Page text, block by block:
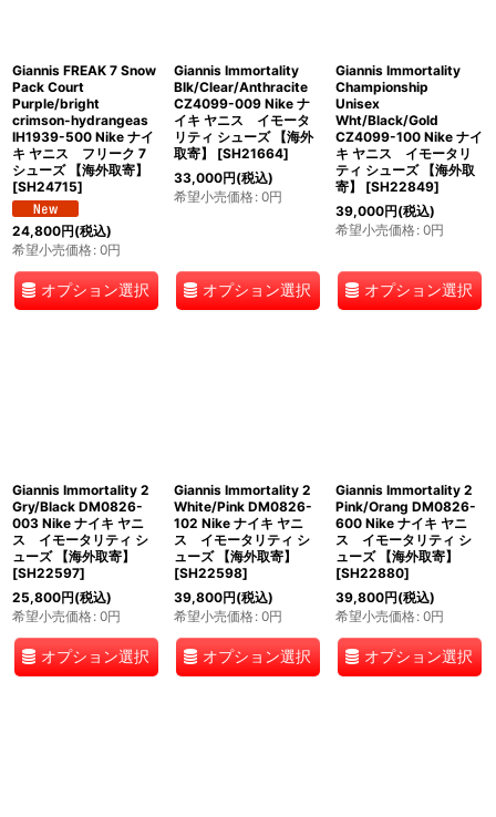
Giannis FREAK 7 Snow
Pack Court
Purple/bright
crimson-hydrangeas
IH1939-500 Nike ナイ
キ ヤニス フリーク 7
シューズ 【海外取寄】
[SH24715]
24,800円(税込)
希望小売価格: 0円
オプション選択
Giannis Immortality
Blk/Clear/Anthracite
CZ4099-009 Nike ナ
イキ ヤニス イモータ
リティ シューズ 【海外
取寄】
[SH21664]
33,000円(税込)
希望小売価格: 0円
オプション選択
Giannis Immortality
Championship
Unisex
Wht/Black/Gold
CZ4099-100 Nike ナイ
キ ヤニス イモータリ
ティ シューズ 【海外取
寄】
[SH22849]
39,000円(税込)
希望小売価格: 0円
オプション選択
Giannis Immortality 2
Gry/Black DM0826-
003 Nike ナイキ ヤニ
ス イモータリティ シ
ューズ 【海外取寄】
[SH22597]
25,800円(税込)
希望小売価格: 0円
オプション選択
Giannis Immortality 2
White/Pink DM0826-
102 Nike ナイキ ヤニ
ス イモータリティ シ
ューズ 【海外取寄】
[SH22598]
39,800円(税込)
希望小売価格: 0円
オプション選択
Giannis Immortality 2
Pink/Orang DM0826-
600 Nike ナイキ ヤニ
ス イモータリティ シ
ューズ 【海外取寄】
[SH22880]
39,800円(税込)
希望小売価格: 0円
オプション選択